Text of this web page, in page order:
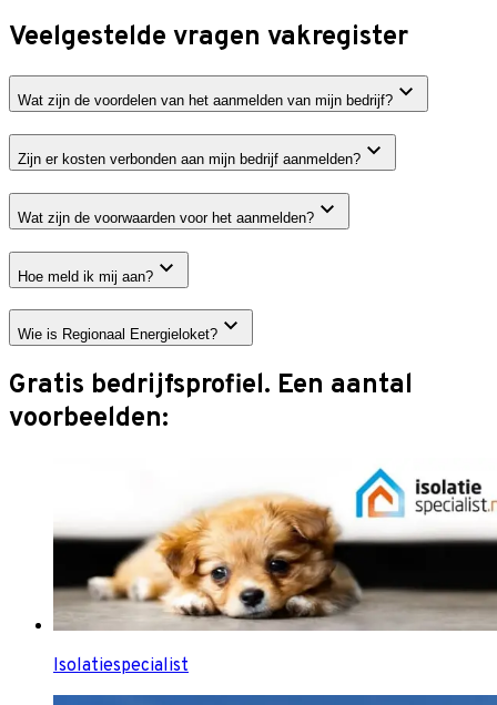
Veelgestelde vragen vakregister
Wat zijn de voordelen van het aanmelden van mijn bedrijf?
Zijn er kosten verbonden aan mijn bedrijf aanmelden?
Wat zijn de voorwaarden voor het aanmelden?
Hoe meld ik mij aan?
Wie is Regionaal Energieloket?
Gratis bedrijfsprofiel. Een aantal
voorbeelden:
Isolatiespecialist